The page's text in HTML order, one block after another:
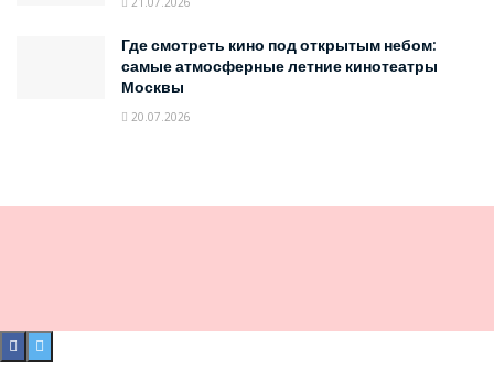
Где смотреть кино под открытым небом:
самые атмосферные летние кинотеатры
Москвы
20.07.2026